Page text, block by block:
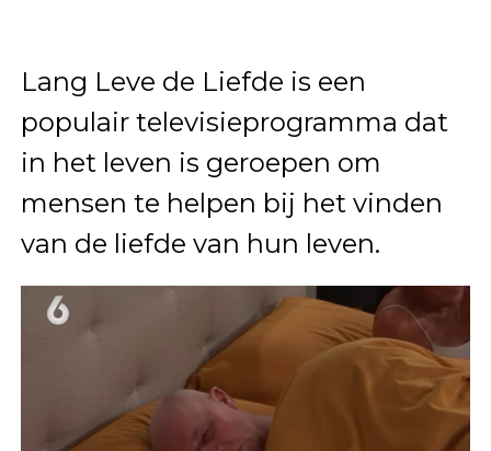
Lang Leve de Liefde is een
populair televisieprogramma dat
in het leven is geroepen om
mensen te helpen bij het vinden
van de liefde van hun leven.